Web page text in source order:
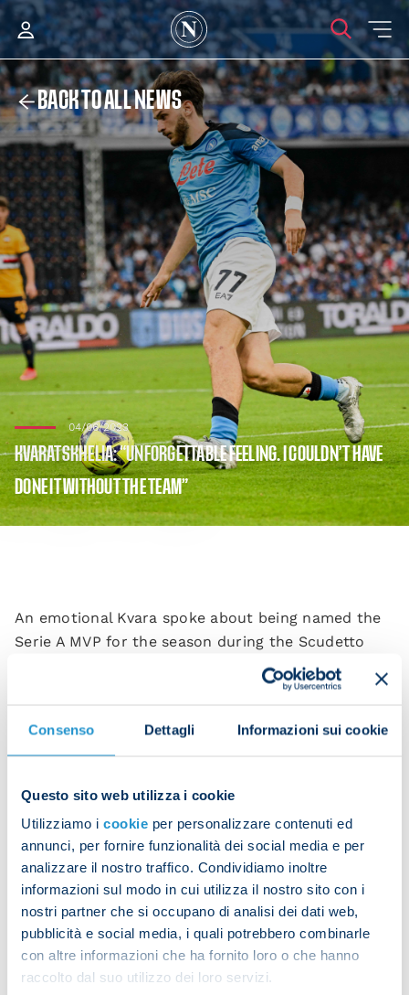
Consenso Dettagli Informazioni sui cookie
Questo sito web utilizza i cookie
Utilizziamo i cookie per personalizzare contenuti ed
annunci, per fornire funzionalità dei social media e per
analizzare il nostro traffico. Condividiamo inoltre
informazioni sul modo in cui utilizza il nostro sito con i
nostri partner che si occupano di analisi dei dati web,
pubblicità e social media, i quali potrebbero combinarle
con altre informazioni che ha fornito loro o che hanno
raccolto dal suo utilizzo dei loro servizi.
BACK TO ALL NEWS
04/06/2023
KVARATSKHELIA: “UNFORGETTABLE FEELING. I COULDN’T HAVE
DONE IT WITHOUT THE TEAM”
An emotional Kvara spoke about being named the
Serie A MVP for the season during the Scudetto
to thank my team-mates for this incredible season.
this award, but it’s for the whole squad. There are
helping me settle in as well as possible.”
What was the best moment of the season?
“The evening of the game against Udinese in the
Scudetto-clincher. I've seen some unique pictures
from it and I experienced unforgettable emotions.
Now we need to keep going because it’s the first